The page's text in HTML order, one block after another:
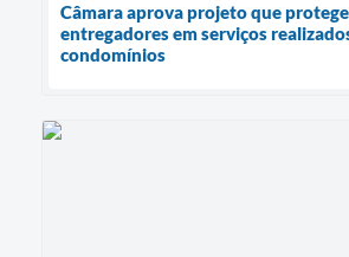
Câmara aprova projeto que protege
entregadores em serviços
condomínios